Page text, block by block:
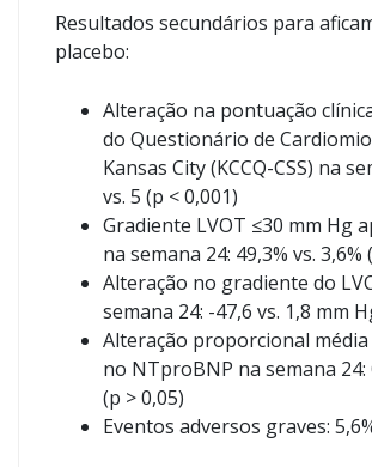
Resultados secundários para
placebo:
Alteração na pontuação
do Questionário de
Kansas City (KCCQ-CSS) na
vs. 5 (p < 0,001)
Gradiente LVOT ≤30 mm Hg
na semana 24: 49,3% vs. 3,6%
Alteração no gradiente do
semana 24: -47,6 vs. 1,8 mm
Alteração proporcional
no NTproBNP na semana 24:
(p > 0,05)
Eventos adversos graves: